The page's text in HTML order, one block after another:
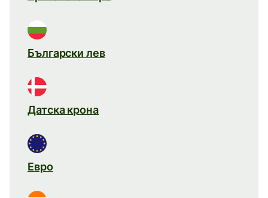
Български лев
Датска крона
Евро